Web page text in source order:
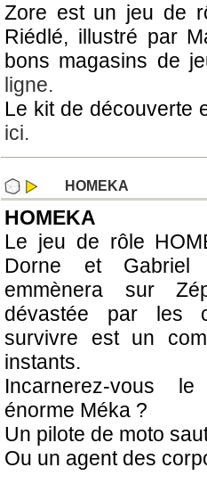
Zore est un jeu de
Riédlé, illustré par
bons magasins de
ligne.
Le kit de découverte
ici.
HOMEKA
HOMEKA
Le jeu de rôle
Dorne et Gabriel
emmènera sur
dévastée par les
survivre est un
instants.
Incarnerez-vous
énorme Méka ?
Un pilote de moto
Ou un agent des